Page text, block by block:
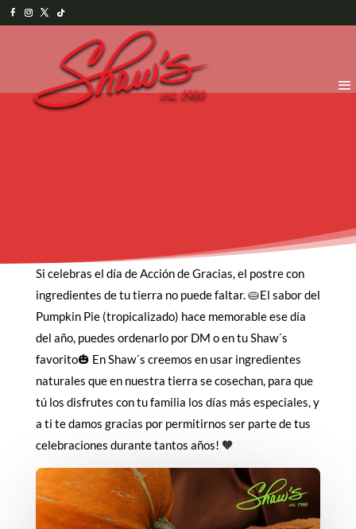
Si celebras el día de Acción de Gracias, el postre con
ingredientes de tu tierra no puede faltar. 🥧El sabor del
Pumpkin Pie (tropicalizado) hace memorable ese día
del año, puedes ordenarlo por DM o en tu Shaw´s
favorito🎃 En Shaw´s creemos en usar ingredientes
naturales que en nuestra tierra se cosechan, para que
tú los disfrutes con tu familia los días más especiales, y
a ti te damos gracias por permitirnos ser parte de tus
celebraciones durante tantos años! 🧡